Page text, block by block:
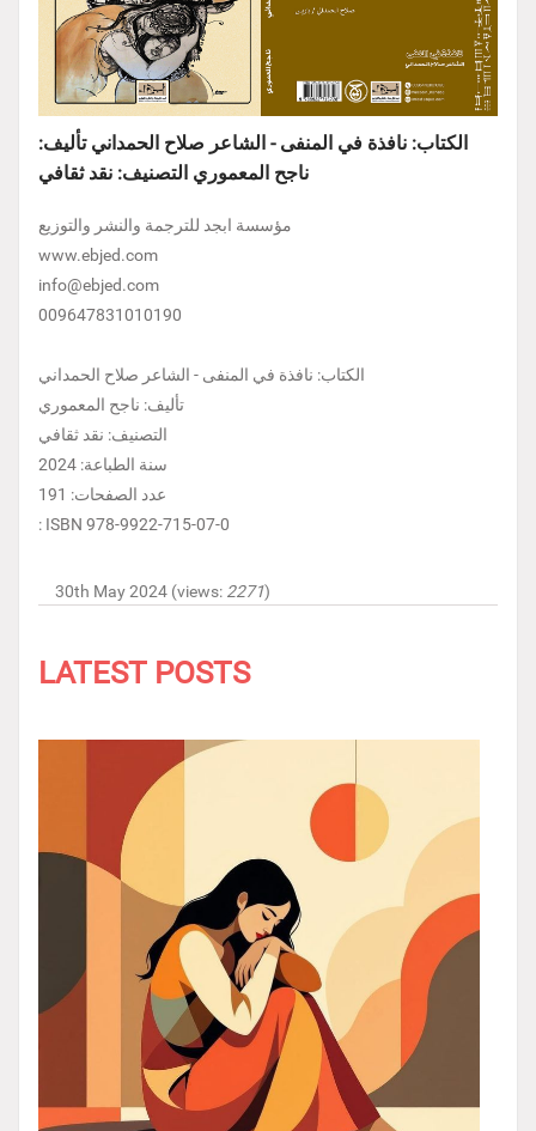
الكتاب: نافذة في المنفى - الشاعر صلاح الحمداني تأليف:
ناجح المعموري التصنيف: نقد ثقافي
مؤسسة ابجد للترجمة والنشر والتوزيع
www.ebjed.com
info@ebjed.com
009647831010190
الكتاب: نافذة في المنفى - الشاعر صلاح الحمداني
تأليف: ناجح المعموري
التصنيف: نقد ثقافي
سنة الطباعة: 2024
عدد الصفحات: 191
: ISBN 978-9922-715-07-0
30th May 2024 (views: 2271)
LATEST POSTS